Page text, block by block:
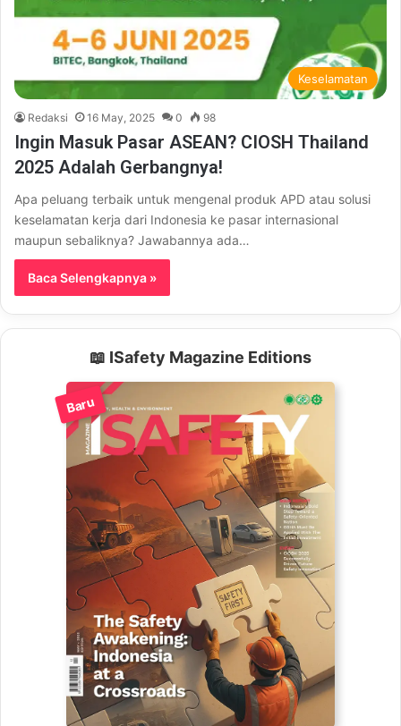
Keselamatan
Redaksi 16 May, 2025 0 98
Ingin Masuk Pasar ASEAN? CIOSH Thailand
2025 Adalah Gerbangnya!
Apa peluang terbaik untuk mengenal produk APD atau solusi
keselamatan kerja dari Indonesia ke pasar internasional
maupun sebaliknya? Jawabannya ada…
Baca Selengkapnya »
📖 ISafety Magazine Editions
Baru